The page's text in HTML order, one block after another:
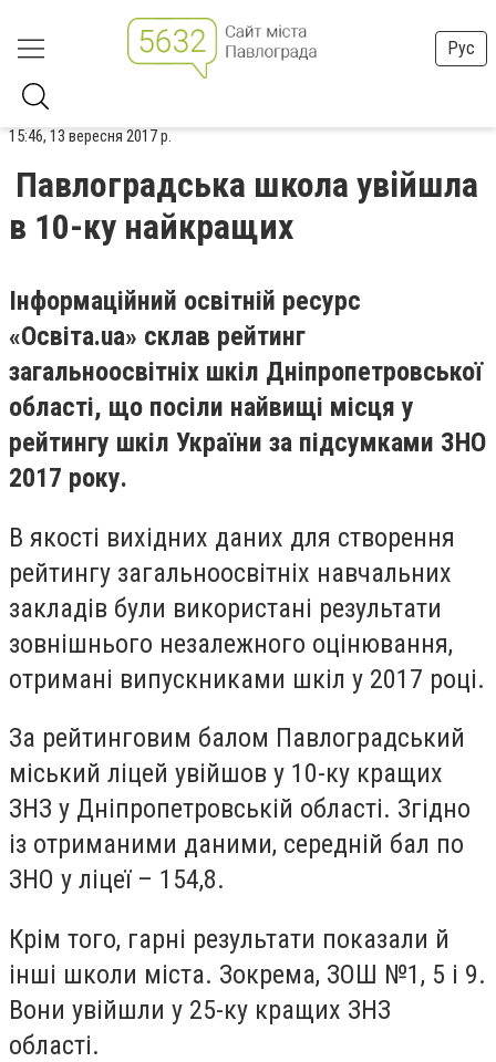
Рус
15:46, 13 вересня 2017 р.
Павлоградська школа увійшла
в 10-ку найкращих
Інформаційний освітній ресурс
«Освіта.ua» склав рейтинг
загальноосвітніх шкіл Дніпропетровської
області, що посіли найвищі місця у
рейтингу шкіл України за підсумками ЗНО
2017 року.
В якості вихідних даних для створення
рейтингу загальноосвітніх навчальних
закладів були використані результати
зовнішнього незалежного оцінювання,
отримані випускниками шкіл у 2017 році.
За рейтинговим балом Павлоградський
міський ліцей увійшов у 10-ку кращих
ЗНЗ у Дніпропетровській області. Згідно
із отриманими даними, середній бал по
ЗНО у ліцеї – 154,8.
Крім того, гарні результати показали й
інші школи міста. Зокрема, ЗОШ №1, 5 і 9.
Вони увійшли у 25-ку кращих ЗНЗ
області.